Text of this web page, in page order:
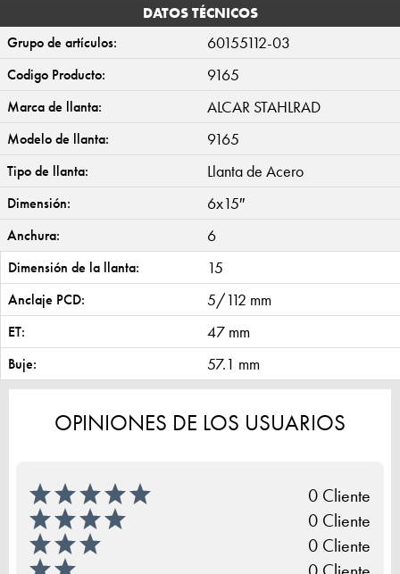
DATOS TÉCNICOS
Grupo de artículos:
60155112-03
Codigo Producto: 9165
Marca de llanta: ALCAR STAHLRAD
Modelo de llanta: 9165
Tipo de llanta: Llanta de Acero
Dimensión: 6x15″
Anchura: 6
Dimensión de la llanta: 15
Anclaje PCD: 5/112 mm
ET: 47 mm
Buje: 57.1 mm
OPINIONES DE LOS USUARIOS
0 Cliente
0 Cliente
0 Cliente